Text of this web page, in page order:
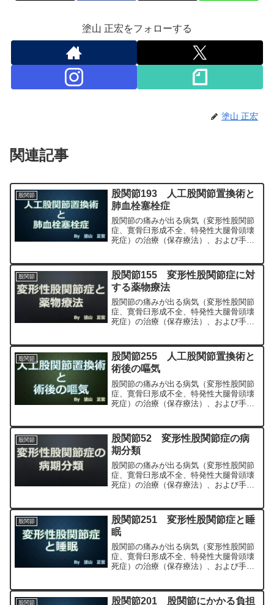
塗山 正宏をフォローする
塗山 正宏
関連記事
股関節
股関節193 人工股関節置換術と
肺血栓塞栓症
股関節の痛みが出る病気（変形性股関節
症、寛骨臼形成不全、特発性大腿骨頭壊
死症）の治療（保存療法）、および手術
科専門医（人工関節手術を専門）の塗山
正宏が色々と説明します。
股関節
股関節155 変形性股関節症に対
する薬物療法
股関節の痛みが出る病気（変形性股関節
症、寛骨臼形成不全、特発性大腿骨頭壊
死症）の治療（保存療法）、および手術
科専門医（人工関節手術を専門）の塗山
正宏が色々と説明します。
股関節
股関節255 人工股関節置換術と
術後の嘔気
股関節の痛みが出る病気（変形性股関節
症、寛骨臼形成不全、特発性大腿骨頭壊
死症）の治療（保存療法）、および手術
科専門医（人工関節手術を専門）の塗山
正宏が色々と説明します。
股関節
股関節52 変形性股関節症の病
期分類
股関節の痛みが出る病気（変形性股関節
症、寛骨臼形成不全、特発性大腿骨頭壊
死症）の治療（保存療法）、および手術
科専門医（人工関節手術を専門）の塗山
正宏が色々と説明します。
股関節
股関節251 変形性股関節症と睡
眠
股関節の痛みが出る病気（変形性股関節
症、寛骨臼形成不全、特発性大腿骨頭壊
死症）の治療（保存療法）、および手術
科専門医（人工関節手術を専門）の塗山
股関節 股関節201 股関節にかかる負担